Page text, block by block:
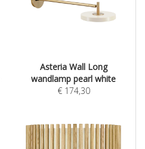
Asteria Wall Long
wandlamp pearl white
€ 174,30